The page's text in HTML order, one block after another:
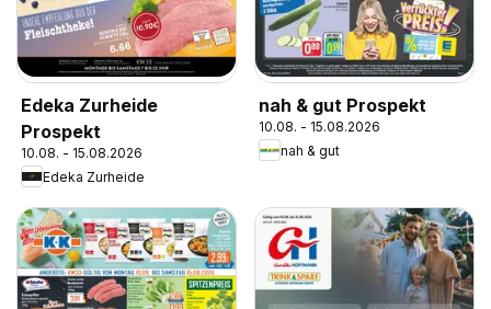
Edeka Zurheide
Prospekt
10.08. - 15.08.2026
Edeka Zurheide
nah & gut Prospekt
10.08. - 15.08.2026
nah & gut